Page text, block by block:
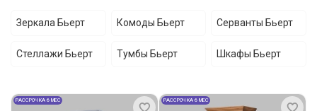
Зеркала Бьерт Комоды Бьерт Серванты Бьерт
Стеллажи Бьерт Тумбы Бьерт Шкафы Бьерт
РАССРОЧКА 6 МЕС РАССРОЧКА 6 МЕС